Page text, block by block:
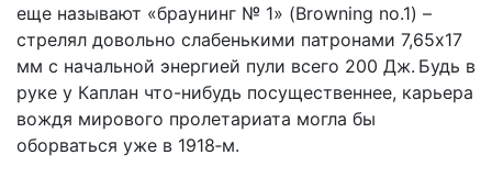
еще называют «браунинг № 1» (Browning no.1) –
стрелял довольно слабенькими патронами 7,65х17
мм с начальной энергией пули всего 200 Дж. Будь в
руке у Каплан что-нибудь посущественнее, карьера
вождя мирового пролетариата могла бы
оборваться уже в 1918‑м.